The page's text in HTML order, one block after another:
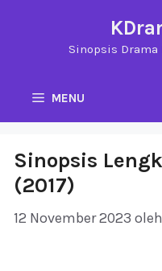
Sinopsis Drama
MENU
Sinopsis
(2017)
12 November 2023 oleh